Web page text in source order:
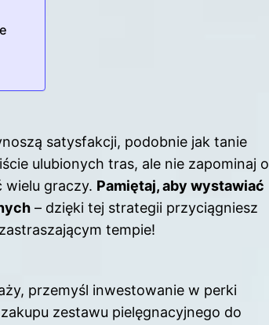
satysfakcji, podobnie jak tanie
ulubionych tras, ale nie zapominaj o
wielu graczy. Pamiętaj, aby wystawiać
– dzięki tej strategii przyciągniesz
tempie!
przemyśl inwestowanie w perki
zestawu pielęgnacyjnego do